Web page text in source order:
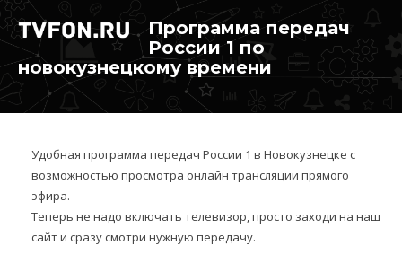
Программа передач
России 1 по
новокузнецкому времени
Удобная программа передач России 1 в Новокузнецке с
возможностью просмотра онлайн трансляции прямого
эфира.
Теперь не надо включать телевизор, просто заходи на наш
сайт и сразу смотри нужную передачу.